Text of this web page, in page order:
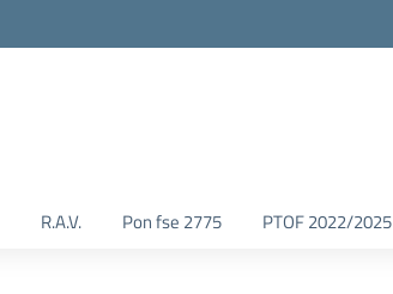
R.A.V. Pon fse 2775 PTOF 2022/2025